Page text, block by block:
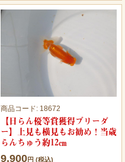
商品コード: 18672
【日らん優等賞獲得ブリーダ
ー】上見も横見もお勧め！当歳
らんちゅう約12㎝
9,900円 (税込)